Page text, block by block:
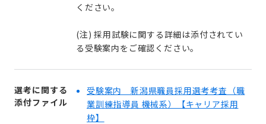
ください。
(注) 採用試験に関する詳細は添付されてい
る受験案内をご確認ください。
選考に関する
添付ファイル
受験案内 新潟県職員採用選考考査（職
業訓練指導員 機械系）【キャリア採用
枠】